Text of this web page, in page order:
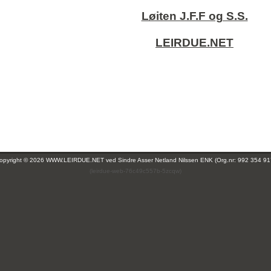
Løiten J.F.F og S.S.
LEIRDUE.NET
© 2026 WWW.LEIRDUE.NET ved Sindre Asser Netland Nilssen ENK (Org.nr: 992 354
(leirdue-web-76c49c557b-5zcqw)